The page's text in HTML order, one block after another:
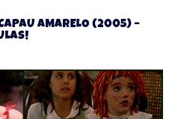
AMARELO (2005) –